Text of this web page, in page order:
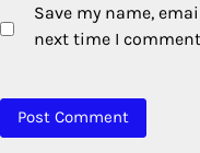
Save my name,
next time I